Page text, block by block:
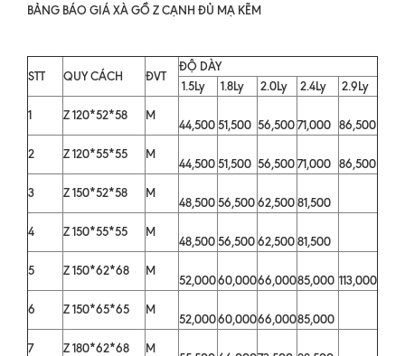
BẢNG BÁO GIÁ XÀ GỒ Z CẠNH ĐỦ MẠ KẼM
STT QUY CÁCH ĐVT
ĐỘ DÀY
1.5Ly
1.8Ly 2.0Ly 2.4Ly
2.9Ly
1
Z 120*52*58 M
44,50051,500 56,50071,000 86,500
2
Z 120*55*55 M
44,50051,500 56,50071,000 86,500
3
Z 150*52*58 M
48,50056,50062,50081,500
4
Z 150*55*55 M
48,50056,50062,50081,500
5
Z 150*62*68 M
52,00060,00066,00085,000 113,000
6
Z 150*65*65 M
52,00060,00066,00085,000
7
Z 180*62*68 M